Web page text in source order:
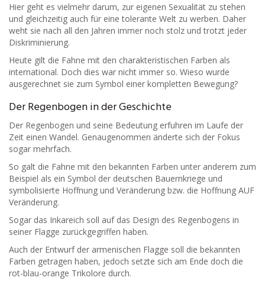
Hier geht es vielmehr darum, zur eigenen Sexualität zu stehen
und gleichzeitig auch für eine tolerante Welt zu werben. Daher
weht sie nach all den Jahren immer noch stolz und trotzt jeder
Diskriminierung.
Heute gilt die Fahne mit den charakteristischen Farben als
international. Doch dies war nicht immer so. Wieso wurde
ausgerechnet sie zum Symbol einer kompletten Bewegung?
Der Regenbogen in der Geschichte
Der Regenbogen und seine Bedeutung erfuhren im Laufe der
Zeit einen Wandel. Genaugenommen änderte sich der Fokus
sogar mehrfach.
So galt die Fahne mit den bekannten Farben unter anderem zum
Beispiel als ein Symbol der deutschen Bauernkriege und
symbolisierte Hoffnung und Veränderung bzw. die Hoffnung AUF
Veränderung.
Sogar das Inkareich soll auf das Design des Regenbogens in
seiner Flagge zurückgegriffen haben.
Auch der Entwurf der armenischen Flagge soll die bekannten
Farben getragen haben, jedoch setzte sich am Ende doch die
rot-blau-orange Trikolore durch.